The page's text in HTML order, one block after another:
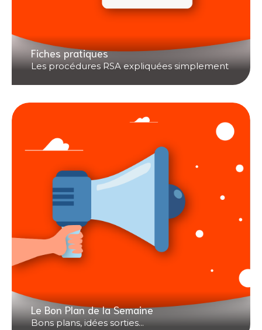
Fiches pratiques
Les procédures RSA expliquées simplement
Le Bon Plan de la Semaine
Bons plans, idées sorties...